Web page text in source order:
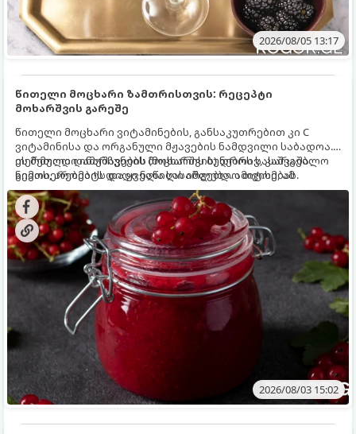
2026/08/05 13:17
წითელი მოცხარი ზამთრისთვის: რეცეპტი
მოხარშვის გარეშე
წითელი მოცხარი ვიტამინების, განსაკუთრებით კი C
ვიტამინისა და ორგანული მჟავების ნამდვილი საბადოა.
თერმული დამუშავების (მოხარშვის) დროს სასარგებლო
ნივთიერებების დიდი ნაწილი იშლება. ამიტომ, ამ
კენკრის ზამთრისთვის შესანახად საუკეთესო გზა
„ცოცხალი ჯემის“ მომზადებაა - მოხარშვის გარეშე.
ეს მეთოდი ინარჩუნებს მოცხარის ბუნებრივ, კაშკაშა
გემოს, არომატს და ყველა სასარგებლო თვისებას.
2026/08/03 15:02